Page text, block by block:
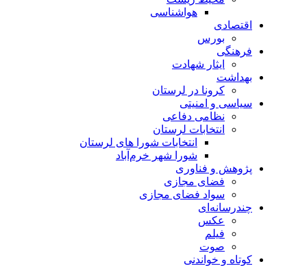
هواشناسی
اقتصادی
بورس
فرهنگی
ایثار شهادت
بهداشت
کرونا در لرستان
سیاسی و امنیتی
نظامی دفاعی
انتخابات لرستان
انتخابات شورا های لرستان
شورا شهر خرم‌آباد
پژوهش و فناوری
فضای مجازی
سواد فضای مجازی
چندرسانه‌ای
عكس
فیلم
صوت
کوتاه و خواندنی